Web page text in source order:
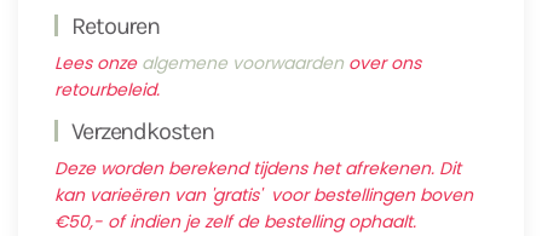
Retouren
Lees onze algemene voorwaarden over ons
retourbeleid.
Verzendkosten
Deze worden berekend tijdens het afrekenen. Dit
kan varieëren van 'gratis' voor bestellingen boven
€50,- of indien je zelf de bestelling ophaalt.